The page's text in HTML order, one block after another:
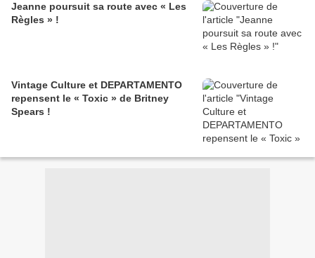
Jeanne poursuit sa route avec « Les
Règles » !
Vintage Culture et DEPARTAMENTO
repensent le « Toxic » de Britney
Spears !